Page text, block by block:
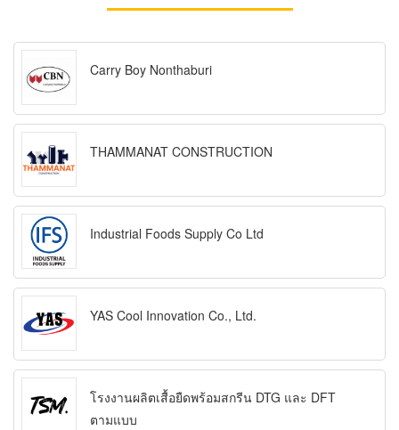
Carry Boy Nonthaburi
THAMMANAT CONSTRUCTION
Industrial Foods Supply Co Ltd
YAS Cool Innovation Co., Ltd.
โรงงานผลิตเสื้อยืดพร้อมสกรีน DTG และ DFT
ตามแบบ